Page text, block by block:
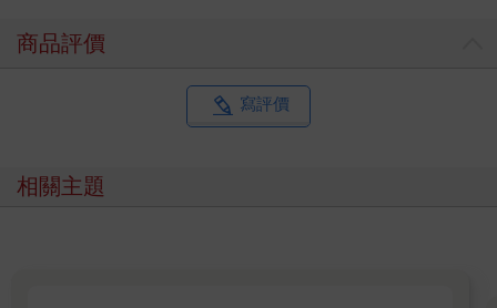
商品評價
寫評價
相關主題